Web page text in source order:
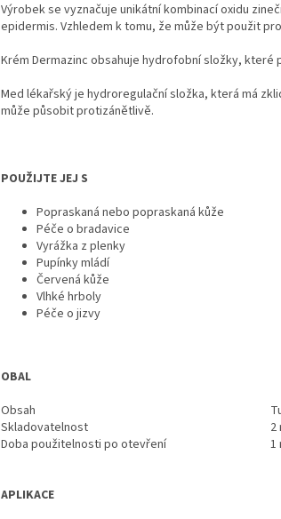
Výrobek se vyznačuje unikátní kombinací oxidu
epidermis. Vzhledem k tomu, že může být použit
Krém Dermazinc obsahuje hydrofobní složky,
Med lékařský je hydroregulační složka, která má
může působit protizánětlivě.
POUŽIJTE JEJ S
Popraskaná nebo popraskaná kůže
Péče o bradavice
Vyrážka z plenky
Pupínky mládí
Červená kůže
Vlhké hrboly
Péče o jizvy
OBAL
Obsah
Skladovatelnost
2
Doba použitelnosti po otevření
1
APLIKACE